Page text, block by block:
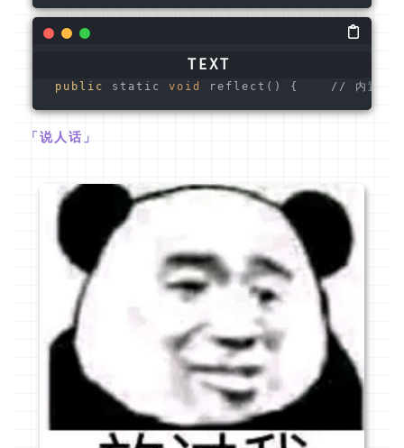
public static void reflect() {    // 内置
「说人话」